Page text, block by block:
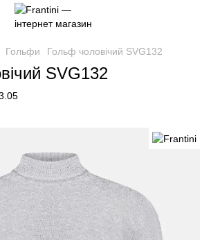
Гольфи Гольф чоловічий SVG132
SVG132